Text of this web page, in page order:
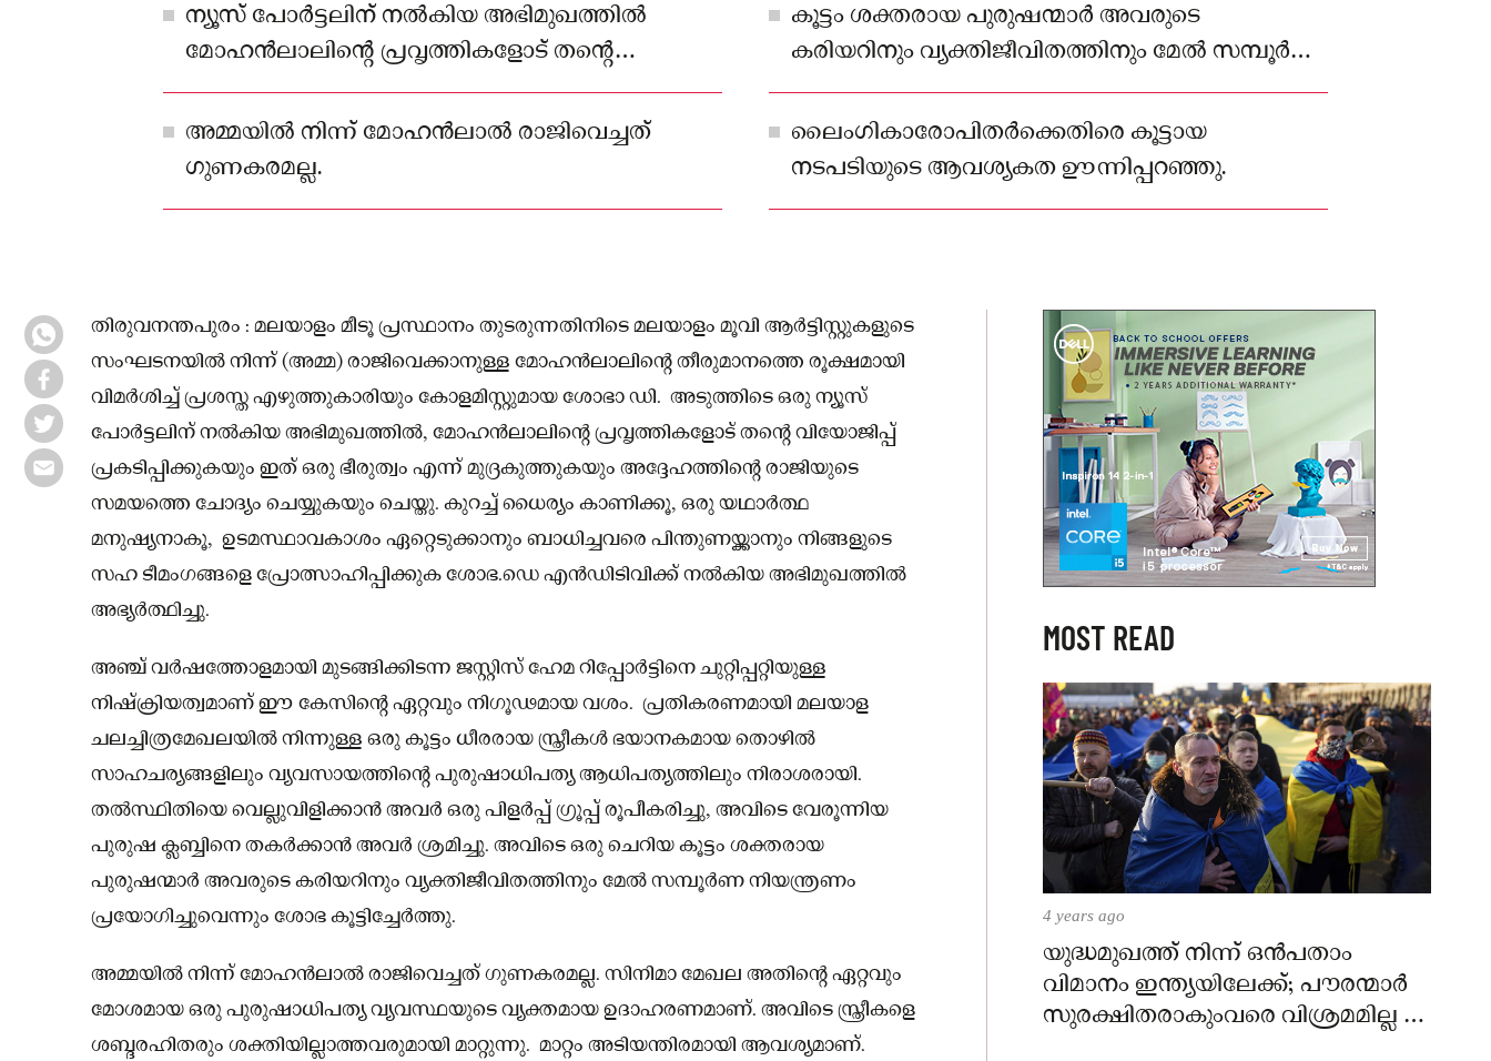
ന്യൂസ് പോർട്ടലിന് നൽകിയ അഭിമുഖത്തിൽ
മോഹൻലാലിൻ്റെ പ്രവൃത്തികളോട് തൻ്റെ
വിയോജിപ്പ് പ്രകടിപ്പിച്ചു.
കൂട്ടം ശക്തരായ പുരുഷന്മാർ അവരുടെ
കരിയറിനും വ്യക്തിജീവിതത്തിനും മേൽ സമ്പൂർണ
നിയന്ത്രണം പ്രയോഗിച്ചു.
അമ്മയിൽ നിന്ന് മോഹൻലാൽ രാജിവെച്ചത്
ഗുണകരമല്ല.
ലൈംഗികാരോപിതർക്കെതിരെ കൂട്ടായ
നടപടിയുടെ ആവശ്യകത ഊന്നിപ്പറഞ്ഞു.
തിരുവനന്തപുരം : മലയാളം മീടൂ പ്രസ്ഥാനം തുടരുന്നതിനിടെ മലയാളം മൂവി ആർട്ടിസ്റ്റുകളുടെ
സംഘടനയിൽ നിന്ന് (അമ്മ) രാജിവെക്കാനുള്ള മോഹൻലാലിൻ്റെ തീരുമാനത്തെ രൂക്ഷമായി
വിമർശിച്ച് പ്രശസ്ത എഴുത്തുകാരിയും കോളമിസ്റ്റുമായ ശോഭാ ഡി. അടുത്തിടെ ഒരു ന്യൂസ്
പോർട്ടലിന് നൽകിയ അഭിമുഖത്തിൽ, മോഹൻലാലിൻ്റെ പ്രവൃത്തികളോട് തൻ്റെ വിയോജിപ്പ്
പ്രകടിപ്പിക്കുകയും ഇത് ഒരു ഭീരുത്വം എന്ന് മുദ്രകുത്തുകയും അദ്ദേഹത്തിൻ്റെ രാജിയുടെ
സമയത്തെ ചോദ്യം ചെയ്യുകയും ചെയ്തു. കുറച്ച് ധൈര്യം കാണിക്കൂ, ഒരു യഥാർത്ഥ
മനുഷ്യനാകൂ, ഉടമസ്ഥാവകാശം ഏറ്റെടുക്കാനും ബാധിച്ചവരെ പിന്തുണയ്ക്കാനും നിങ്ങളുടെ
സഹ ടീമംഗങ്ങളെ പ്രോത്സാഹിപ്പിക്കുക ശോഭ.ഡെ എൻഡിടിവിക്ക് നൽകിയ അഭിമുഖത്തിൽ
അഭ്യർത്ഥിച്ചു.
അഞ്ച് വർഷത്തോളമായി മുടങ്ങിക്കിടന്ന ജസ്റ്റിസ് ഹേമ റിപ്പോർട്ടിനെ ചുറ്റിപ്പറ്റിയുള്ള
നിഷ്‌ക്രിയത്വമാണ് ഈ കേസിൻ്റെ ഏറ്റവും നിഗൂഢമായ വശം. പ്രതികരണമായി മലയാള
ചലച്ചിത്രമേഖലയിൽ നിന്നുള്ള ഒരു കൂട്ടം ധീരരായ സ്ത്രീകൾ ഭയാനകമായ തൊഴിൽ
സാഹചര്യങ്ങളിലും വ്യവസായത്തിൻ്റെ പുരുഷാധിപത്യ ആധിപത്യത്തിലും നിരാശരായി.
തൽസ്ഥിതിയെ വെല്ലുവിളിക്കാൻ അവർ ഒരു പിളർപ്പ് ഗ്രൂപ്പ് രൂപീകരിച്ചു, അവിടെ വേരൂന്നിയ
പുരുഷ ക്ലബ്ബിനെ തകർക്കാൻ അവർ ശ്രമിച്ചു. അവിടെ ഒരു ചെറിയ കൂട്ടം ശക്തരായ
പുരുഷന്മാർ അവരുടെ കരിയറിനും വ്യക്തിജീവിതത്തിനും മേൽ സമ്പൂർണ നിയന്ത്രണം
പ്രയോഗിച്ചുവെന്നും ശോഭ കൂട്ടിച്ചേർത്തു.
അമ്മയിൽ നിന്ന് മോഹൻലാൽ രാജിവെച്ചത് ഗുണകരമല്ല. സിനിമാ മേഖല അതിൻ്റെ ഏറ്റവും
മോശമായ ഒരു പുരുഷാധിപത്യ വ്യവസ്ഥയുടെ വ്യക്തമായ ഉദാഹരണമാണ്. അവിടെ സ്ത്രീകളെ
ശബ്ദരഹിതരും ശക്തിയില്ലാത്തവരുമായി മാറ്റുന്നു. മാറ്റം അടിയന്തിരമായി ആവശ്യമാണ്.
MOST READ
4 years ago
യുദ്ധമുഖത്ത് നിന്ന് ഒൻപതാം
വിമാനം ഇന്ത്യയിലേക്ക്; പൗരന്മാർ
സുരക്ഷിതരാകുംവരെ വിശ്രമമില്ല –